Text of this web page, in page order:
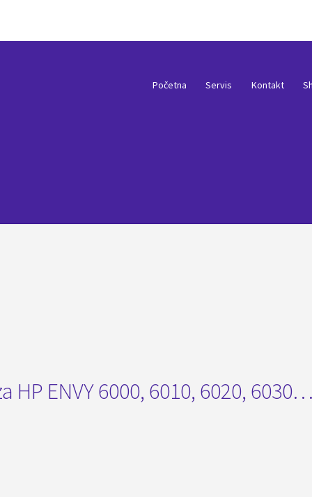
Početna Servis Kontakt
HP ENVY 6000, 6010, 6020,